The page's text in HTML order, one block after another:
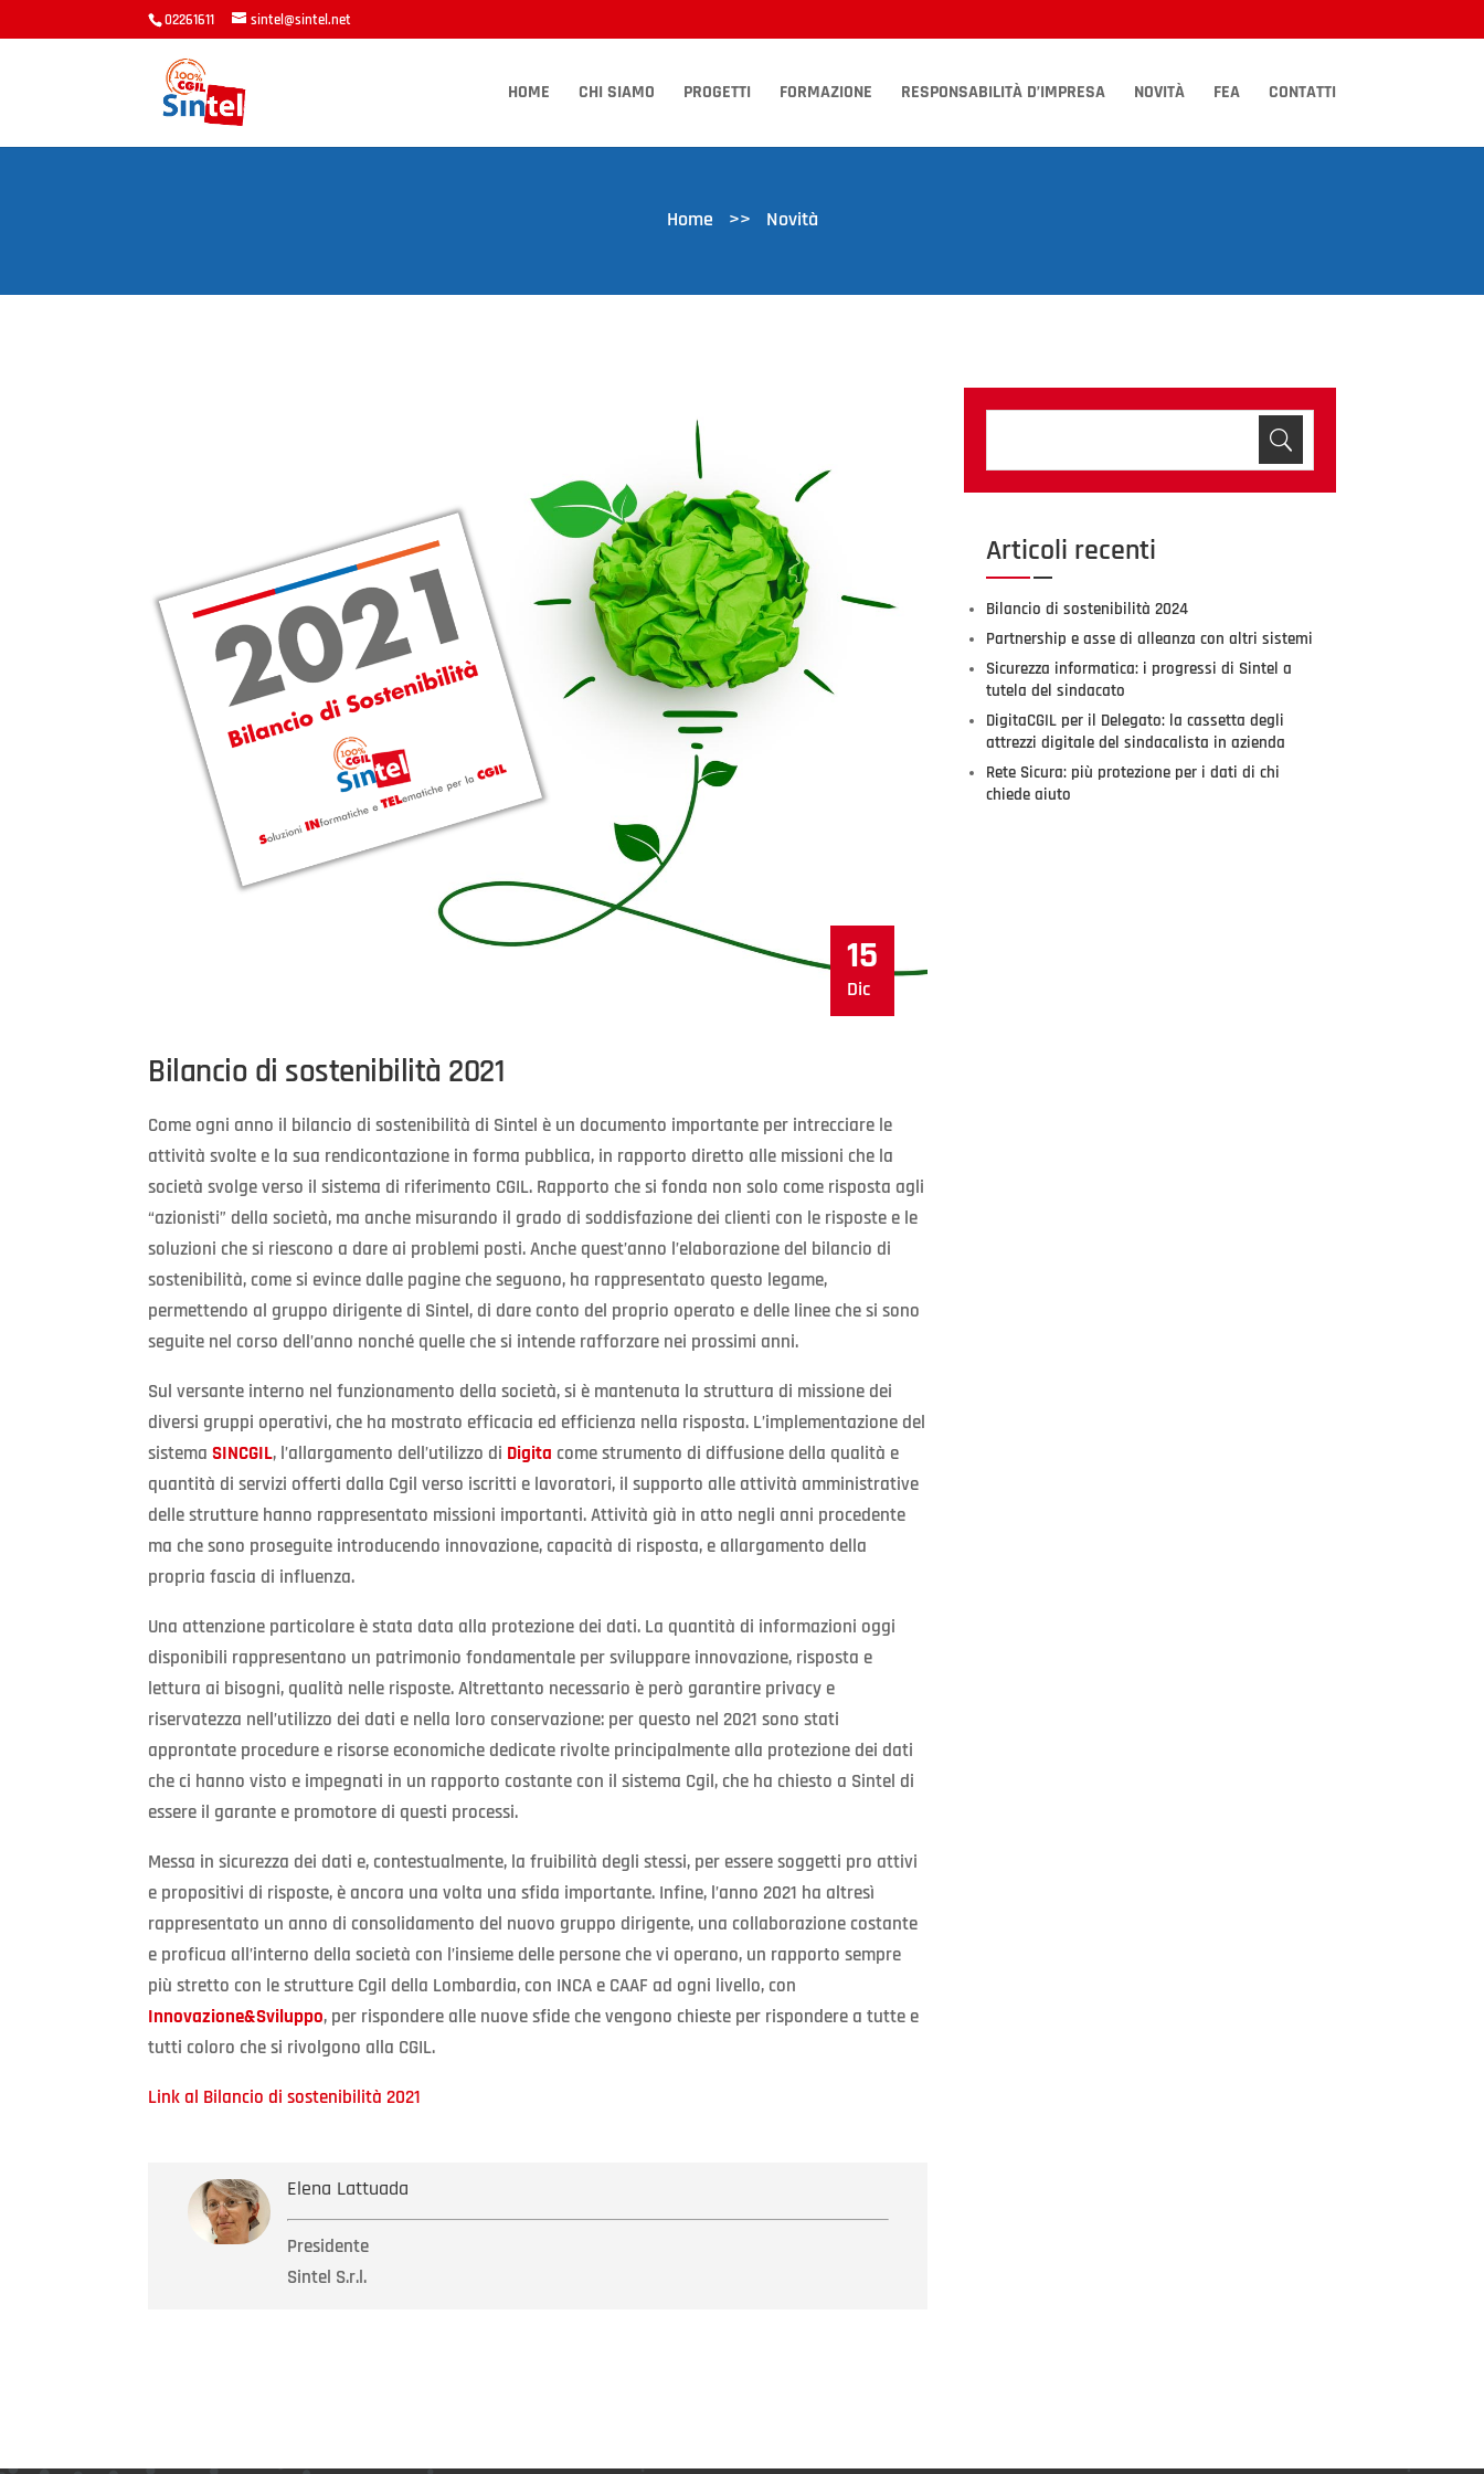
02261611 sintel@sintel.net
HOME CHI SIAMO PROGETTI FORMAZIONE RESPONSABILITÀ D’IMPRESA NOVITÀ FEA CONTATTI
Home >> Novità
15
Dic
Bilancio di sostenibilità 2021
Come ogni anno il bilancio di sostenibilità di Sintel è un documento importante per intrecciare le
attività svolte e la sua rendicontazione in forma pubblica, in rapporto diretto alle missioni che la
società svolge verso il sistema di riferimento CGIL. Rapporto che si fonda non solo come risposta agli
“azionisti” della società, ma anche misurando il grado di soddisfazione dei clienti con le risposte e le
soluzioni che si riescono a dare ai problemi posti. Anche quest’anno l’elaborazione del bilancio di
sostenibilità, come si evince dalle pagine che seguono, ha rappresentato questo legame,
permettendo al gruppo dirigente di Sintel, di dare conto del proprio operato e delle linee che si sono
seguite nel corso dell’anno nonché quelle che si intende rafforzare nei prossimi anni.
Sul versante interno nel funzionamento della società, si è mantenuta la struttura di missione dei
diversi gruppi operativi, che ha mostrato efficacia ed efficienza nella risposta. L’implementazione del
sistemaSINCGIL, l’allargamento dell’utilizzo di Digita come strumento di diffusione della qualità e
quantità di servizi offerti dalla Cgil verso iscritti e lavoratori, il supporto alle attività amministrative
delle strutture hanno rappresentato missioni importanti. Attività già in atto negli anni procedente
ma che sono proseguite introducendo innovazione, capacità di risposta, e allargamento della
propria fascia di influenza.
Una attenzione particolare è stata data alla protezione dei dati. La quantità di informazioni oggi
disponibili rappresentano un patrimonio fondamentale per sviluppare innovazione, risposta e
lettura ai bisogni, qualità nelle risposte. Altrettanto necessario è però garantire privacy e
riservatezza nell’utilizzo dei dati e nella loro conservazione: per questo nel 2021 sono stati
approntate procedure e risorse economiche dedicate rivolte principalmente alla protezione dei dati
che ci hanno visto e impegnati in un rapporto costante con il sistema Cgil, che ha chiesto a Sintel di
essere il garante e promotore di questi processi.
Messa in sicurezza dei dati e, contestualmente, la fruibilità degli stessi, per essere soggetti pro attivi
e propositivi di risposte, è ancora una volta una sfida importante. Infine, l’anno 2021 ha altresì
rappresentato un anno di consolidamento del nuovo gruppo dirigente, una collaborazione costante
e proficua all’interno della società con l’insieme delle persone che vi operano, un rapporto sempre
più stretto con le strutture Cgil della Lombardia, con INCA e CAAF ad ogni livello, con
Innovazione&Sviluppo, per rispondere alle nuove sfide che vengono chieste per rispondere a tutte e
tutti coloro che si rivolgono alla CGIL.
Link al Bilancio di sostenibilità 2021
Elena Lattuada
Presidente
Sintel S.r.l.
Articoli recenti
Bilancio di sostenibilità 2024
Partnership e asse di alleanza con altri sistemi
Sicurezza informatica: i progressi di Sintel a
tutela del sindacato
DigitaCGIL per il Delegato: la cassetta degli
attrezzi digitale del sindacalista in azienda
Rete Sicura: più protezione per i dati di chi
chiede aiuto